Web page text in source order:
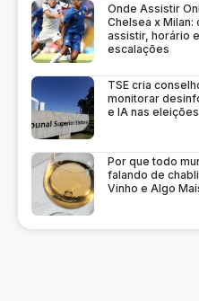
Onde Assistir
Chelsea x Milan:
assistir, horário e
escalações
TSE cria
monitorar
e IA nas eleições
Por que todo
falando de
Vinho e Algo